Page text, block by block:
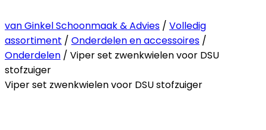
van Ginkel Schoonmaak & Advies / Volledig
assortiment / Onderdelen en accessoires /
Onderdelen / Viper set zwenkwielen voor DSU
stofzuiger
Viper set zwenkwielen voor DSU stofzuiger